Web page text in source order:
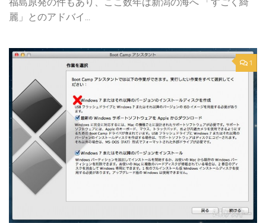
麗」とのアドバイ...
1